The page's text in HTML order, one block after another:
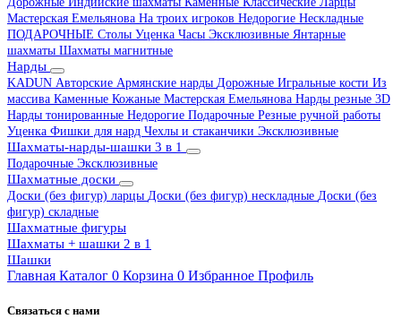
Мастерская Емельянова На троих игроков Недорогие Нескладные
ПОДАРОЧНЫЕ Столы Уценка Часы Эксклюзивные Янтарные
шахматы Шахматы магнитные
Нарды
KADUN Авторские Армянские нарды Дорожные Игральные кости Из
массива Каменные Кожаные Мастерская Емельянова Нарды резные 3D
Нарды тонированные Недорогие Подарочные Резные ручной работы
Уценка Фишки для нард Чехлы и стаканчики Эксклюзивные
Шахматы-нарды-шашки 3 в 1
Подарочные Эксклюзивные
Шахматные доски
Доски (без фигур) ларцы Доски (без фигур) нескладные Доски (без
фигур) складные
Шахматные фигуры
Шахматы + шашки 2 в 1
Шашки
Главная Каталог 0 Корзина 0 Избранное Профиль
Связаться с нами